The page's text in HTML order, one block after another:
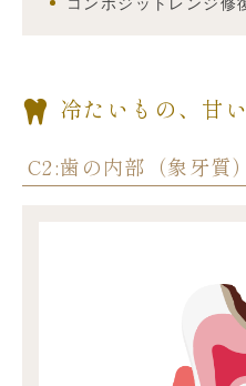
冷たいもの、甘
C2:歯の内部（象牙質